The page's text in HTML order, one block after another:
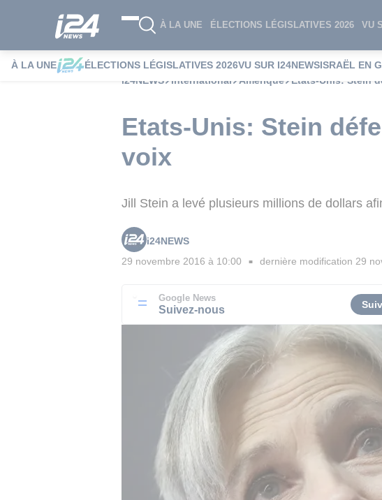
À LA UNE ÉLECTIONS LÉGISLATIVES 2026 VU
À LA UNE ÉLECTIONS LÉGISLATIVES 2026VU SUR I24NEWSISRAËL EN
i24NEWS
International Amérique Etats-Unis: Stein
Etats-Unis: Stein
voix
Jill Stein a levé plusieurs millions de dollars
i24NEWS
29 novembre 2016 à 10:00 ■ dernière modification 29
Google News
Suivez-nous